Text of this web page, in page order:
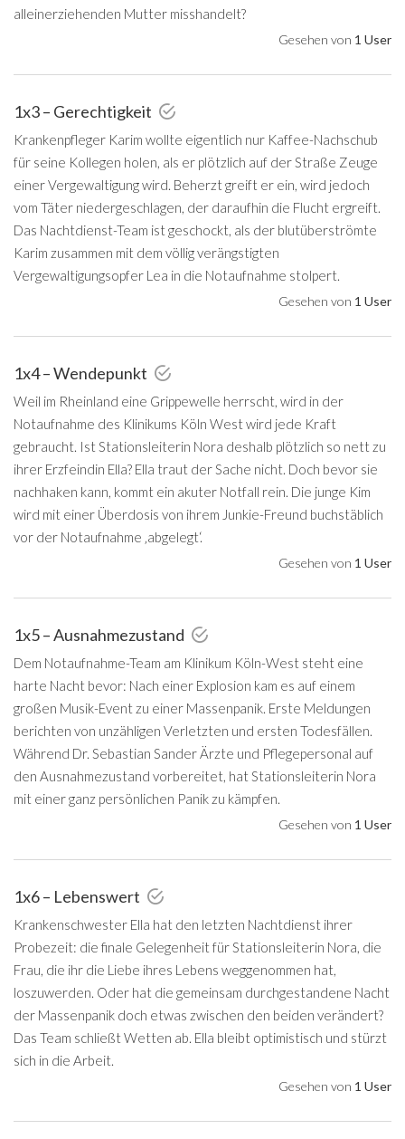
alleinerziehenden Mutter misshandelt?
Gesehen von 1 User
1x3 – Gerechtigkeit
Krankenpfleger Karim wollte eigentlich nur Kaffee-Nachschub
für seine Kollegen holen, als er plötzlich auf der Straße Zeuge
einer Vergewaltigung wird. Beherzt greift er ein, wird jedoch
vom Täter niedergeschlagen, der daraufhin die Flucht ergreift.
Das Nachtdienst-Team ist geschockt, als der blutüberströmte
Karim zusammen mit dem völlig verängstigten
Vergewaltigungsopfer Lea in die Notaufnahme stolpert.
Gesehen von 1 User
1x4 – Wendepunkt
Weil im Rheinland eine Grippewelle herrscht, wird in der
Notaufnahme des Klinikums Köln West wird jede Kraft
gebraucht. Ist Stationsleiterin Nora deshalb plötzlich so nett zu
ihrer Erzfeindin Ella? Ella traut der Sache nicht. Doch bevor sie
nachhaken kann, kommt ein akuter Notfall rein. Die junge Kim
wird mit einer Überdosis von ihrem Junkie-Freund buchstäblich
vor der Notaufnahme ‚abgelegt‘.
Gesehen von 1 User
1x5 – Ausnahmezustand
Dem Notaufnahme-Team am Klinikum Köln-West steht eine
harte Nacht bevor: Nach einer Explosion kam es auf einem
großen Musik-Event zu einer Massenpanik. Erste Meldungen
berichten von unzähligen Verletzten und ersten Todesfällen.
Während Dr. Sebastian Sander Ärzte und Pflegepersonal auf
den Ausnahmezustand vorbereitet, hat Stationsleiterin Nora
mit einer ganz persönlichen Panik zu kämpfen.
Gesehen von 1 User
1x6 – Lebenswert
Krankenschwester Ella hat den letzten Nachtdienst ihrer
Probezeit: die finale Gelegenheit für Stationsleiterin Nora, die
Frau, die ihr die Liebe ihres Lebens weggenommen hat,
loszuwerden. Oder hat die gemeinsam durchgestandene Nacht
der Massenpanik doch etwas zwischen den beiden verändert?
Das Team schließt Wetten ab. Ella bleibt optimistisch und stürzt
sich in die Arbeit.
Gesehen von 1 User